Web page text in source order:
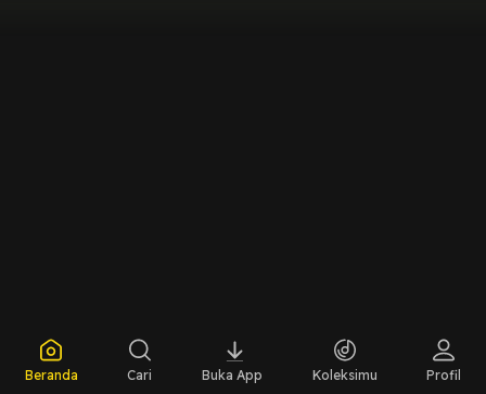
Beranda Cari Buka App Koleksimu Profil